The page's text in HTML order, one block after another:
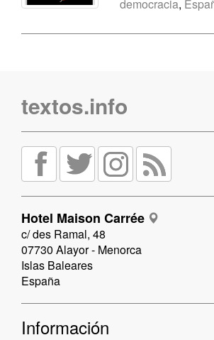
democracia,
textos.info
Hotel Maison Carrée
c/ des Ramal, 48
07730 Alayor - Menorca
Islas Baleares
España
Información